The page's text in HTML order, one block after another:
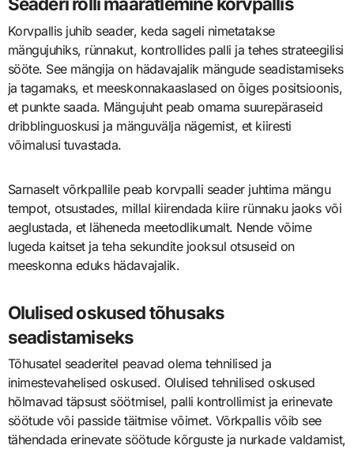
Korvpallis juhib seader, keda sageli nimetatakse
mängujuhiks, rünnakut, kontrollides palli ja tehes strateegilisi
sööte. See mängija on hädavajalik mängude seadistamiseks
ja tagamaks, et meeskonnakaaslased on õiges positsioonis,
et punkte saada. Mängujuht peab omama suurepäraseid
dribblinguoskusi ja mänguvälja nägemist, et kiiresti
võimalusi tuvastada.
Sarnaselt võrkpallile peab korvpalli seader juhtima mängu
tempot, otsustades, millal kiirendada kiire rünnaku jaoks või
aeglustada, et läheneda meetodlikumalt. Nende võime
lugeda kaitset ja teha sekundite jooksul otsuseid on
meeskonna eduks hädavajalik.
Olulised oskused tõhusaks
seadistamiseks
Tõhusatel seaderitel peavad olema tehnilised ja
inimestevahelised oskused. Olulised tehnilised oskused
hõlmavad täpsust söötmisel, palli kontrollimist ja erinevate
söötude või passide täitmise võimet. Võrkpallis võib see
tähendada erinevate söötude kõrguste ja nurkade valdamist,